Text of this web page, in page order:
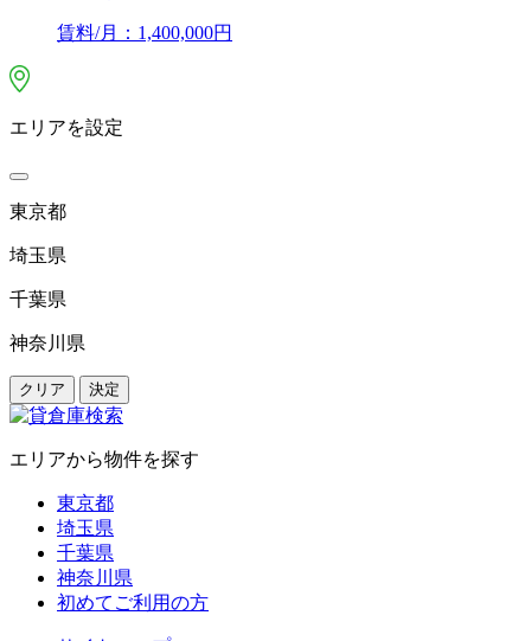
賃料/月：1,400,000円
エリアを設定
東京都
埼玉県
千葉県
神奈川県
クリア 決定
エリアから物件を探す
東京都
埼玉県
千葉県
神奈川県
初めてご利用の方